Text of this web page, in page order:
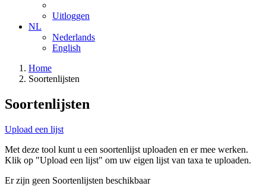
Uitloggen
NL
Nederlands
English
Home
Soortenlijsten
Soortenlijsten
Upload een lijst
Met deze tool kunt u een soortenlijst uploaden en er mee werken.
Klik op "Upload een lijst" om uw eigen lijst van taxa te uploaden.
Er zijn geen Soortenlijsten beschikbaar